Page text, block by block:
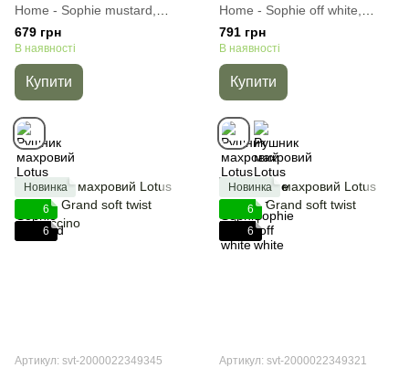
Home - Sophie mustard,
Гірчичний, 50х90 см, Для
обличчя
679 грн
В наявності
Купити
Home - Sophie off white,
Молочний, 50х90 см, Для
обличчя
791 грн
В наявності
Купити
Новинка
6
6
Артикул: svt-2000022349345
Новинка
6
6
Артикул: svt-2000022349321